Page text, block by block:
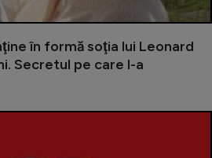
în formă soţia lui Leonard
Secretul pe care l-a